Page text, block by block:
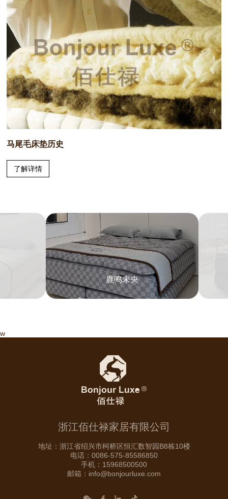
马尾毛床垫历史
了解详情
鹿鸣未央
w
浙江佰仕禄家居有限公司
地址：浙江省绍兴市柯桥区恒汇数智园B8栋10楼
电话：0086-575-85586850
手机：15968500500
邮箱：info@bonjourluxe.com